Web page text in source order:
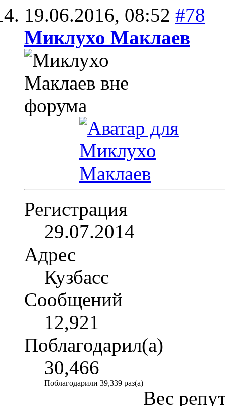
19.06.2016, 08:52 #78
Миклухо Маклаев
Регистрация
29.07.2014
Адрес
Кузбасс
Сообщений
12,921
Поблагодарил(а)
30,466
Поблагодарили 39,339 раз(а)
Вес